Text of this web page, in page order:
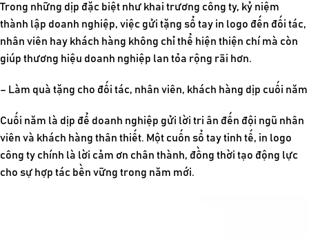
Trong những dịp đặc biệt như khai trương công ty, kỷ niệm
thành lập doanh nghiệp, việc gửi tặng sổ tay in logo đến đối tác,
nhân viên hay khách hàng không chỉ thể hiện thiện chí mà còn
giúp thương hiệu doanh nghiệp lan tỏa rộng rãi hơn.
– Làm quà tặng cho đối tác, nhân viên, khách hàng dịp cuối năm
Cuối năm là dịp để doanh nghiệp gửi lời tri ân đến đội ngũ nhân
viên và khách hàng thân thiết. Một cuốn sổ tay tinh tế, in logo
công ty chính là lời cảm ơn chân thành, đồng thời tạo động lực
cho sự hợp tác bền vững trong năm mới.